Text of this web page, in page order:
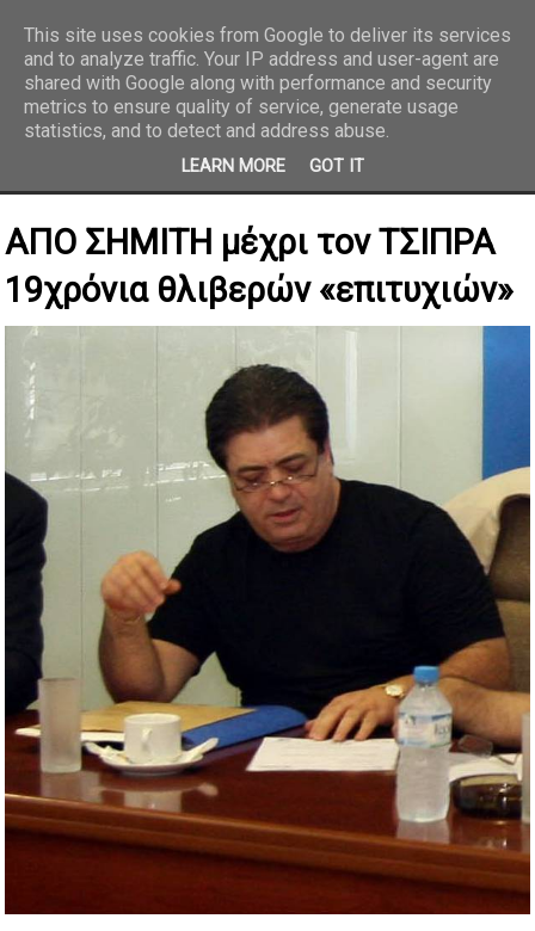
REPORTAZ NET
ΑΠΟ ΣΗΜΙΤΗ μέχρι τον ΤΣΙΠΡΑ
19χρόνια θλιβερών «επιτυχιών»
This site uses cookies from Google to deliver its services
and to analyze traffic. Your IP address and user-agent are
shared with Google along with performance and security
metrics to ensure quality of service, generate usage
statistics, and to detect and address abuse.
LEARN MORE GOT IT